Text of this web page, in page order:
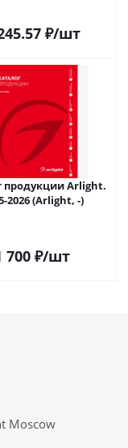
₽/шт
продукции Arlight.
2026 (Arlight, -)
700 ₽/шт
Moscow